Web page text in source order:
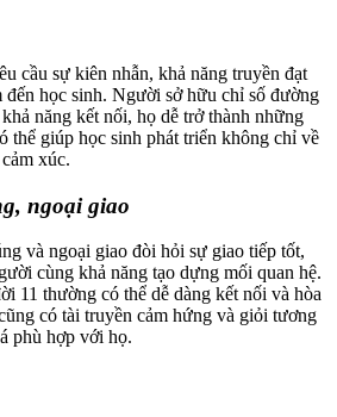
cầu sự kiên nhẫn, khả năng truyền đạt
đến học sinh. Người sở hữu chỉ số đường
năng kết nối, họ dễ trở thành những
thể giúp học sinh phát triển không chỉ về
xúc.
ngoại giao
và ngoại giao đòi hỏi sự giao tiếp tốt,
cùng khả năng tạo dựng mối quan hệ.
11 thường có thể dễ dàng kết nối và hòa
có tài truyền cảm hứng và giỏi tương
phù hợp với họ.